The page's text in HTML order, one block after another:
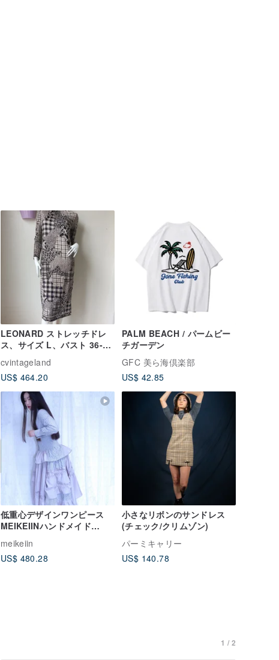
LEONARD ストレッチドレ
ス、サイズ L、バスト 36-40
インチ。
cvintageland
US$ 464.20
PALM BEACH / パームビー
チガーデン
GFC 美ら海倶楽部
US$ 42.85
低重心デザインワンピース
MEIKEIINハンドメイド
(9042-31-01)
meikeiin
US$ 480.28
小さなリボンのサンドレス
(チェック/クリムゾン)
パーミキャリー
US$ 140.78
1 / 2